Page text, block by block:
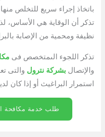
باتخاذ إجراء سريع للتخلص
تذكر أن الوقاية هي الأساس،
نظيفة ومحمية من الإصابة
تذكر اللجوء الىمتخصص فى
والإتصالبشركة نترول والتى
استمرار البراغيث أو إذا كان
طلب خدمة مكافحة